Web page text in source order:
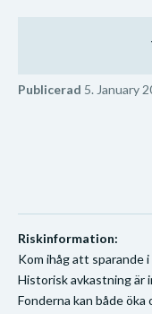
Publicerad 5. January
Riskinformation:
Kom ihåg att sparande
Historisk avkastning är
Fonderna kan både